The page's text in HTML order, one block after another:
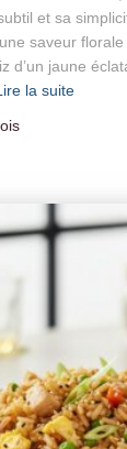
et sa
saveur
d’un jaune
la suite